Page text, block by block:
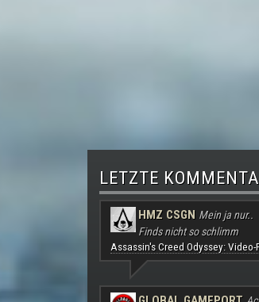
LETZTE
HMZ CSGN Mein ja nur..
Finds nicht so schlimm
Assassin's Creed Odyssey: